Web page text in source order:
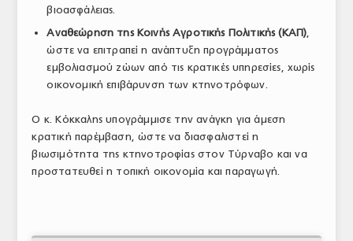
βιοασφάλειας.
Αναθεώρηση της Κοινής Αγροτικής Πολιτικής (ΚΑΠ),
ώστε να επιτραπεί η ανάπτυξη προγράμματος
εμβολιασμού ζώων από τις κρατικές υπηρεσίες, χωρίς
οικονομική επιβάρυνση των κτηνοτρόφων.
Ο κ. Κόκκαλης υπογράμμισε την ανάγκη για άμεση
κρατική παρέμβαση, ώστε να διασφαλιστεί η
βιωσιμότητα της κτηνοτροφίας στον Τύρναβο και να
προστατευθεί η τοπική οικονομία και παραγωγή.